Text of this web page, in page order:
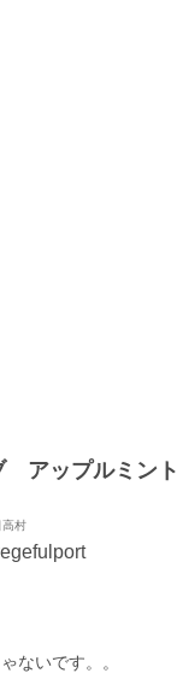
アップルミント
高村